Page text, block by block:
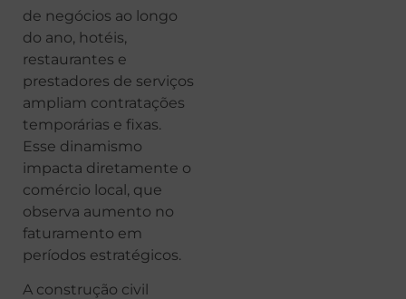
de negócios ao longo
do ano, hotéis,
restaurantes e
prestadores de serviços
ampliam contratações
temporárias e fixas.
Esse dinamismo
impacta diretamente o
comércio local, que
observa aumento no
faturamento em
períodos estratégicos.
A construção civil